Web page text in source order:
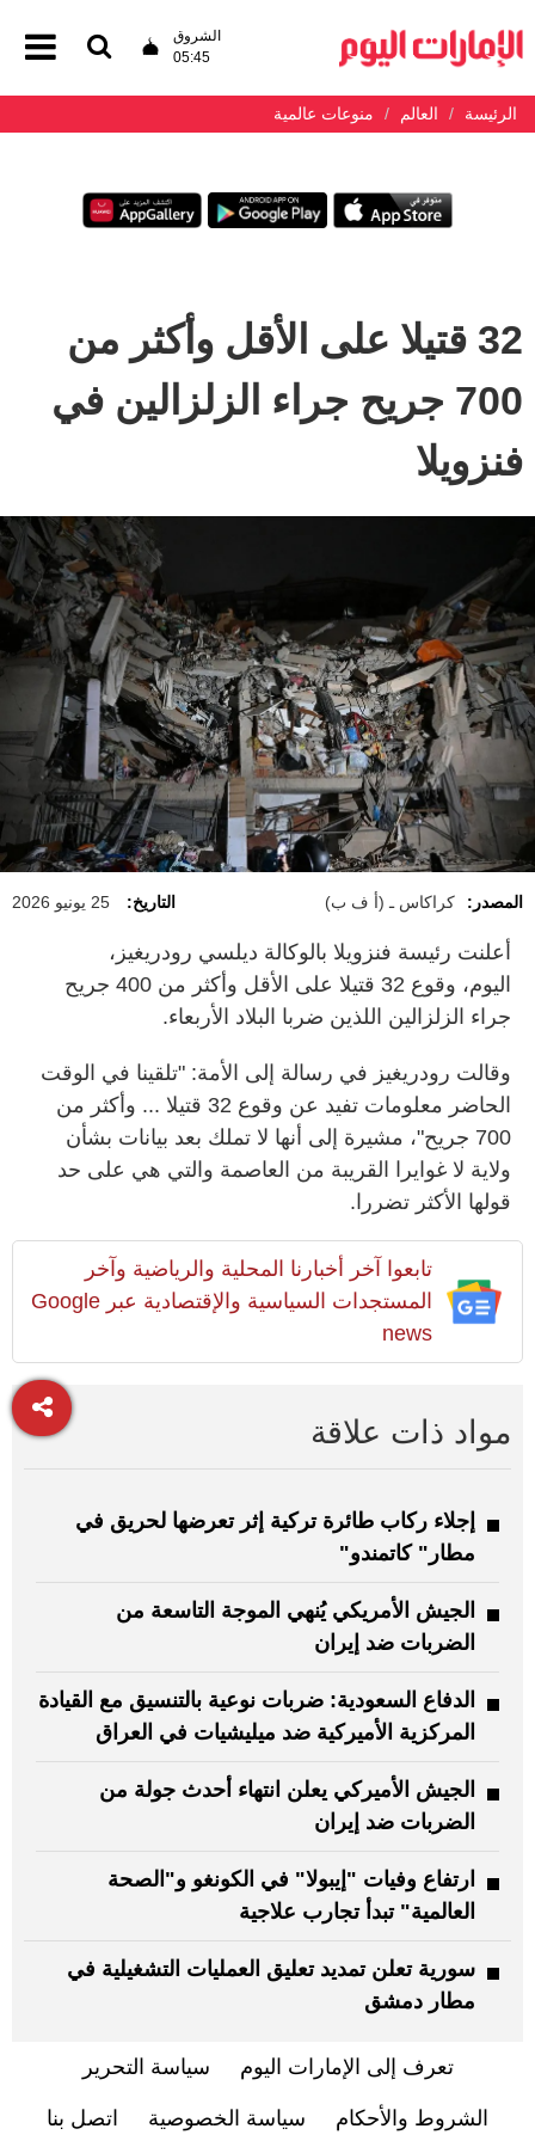
الشروق
05:45
الرئيسة العالم منوعات عالمية
32 قتيلا على الأقل وأكثر من
700 جريح جراء الزلزالين في
فنزويلا
المصدر: كراكاس ـ (أ ف ب) التاريخ: 25 يونيو 2026
أعلنت رئيسة فنزويلا بالوكالة ديلسي رودريغيز،
اليوم، وقوع 32 قتيلا على الأقل وأكثر من 400 جريح
جراء الزلزالين اللذين ضربا البلاد الأربعاء.
وقالت رودريغيز في رسالة إلى الأمة: "تلقينا في الوقت
الحاضر معلومات تفيد عن وقوع 32 قتيلا ... وأكثر من
700 جريح"، مشيرة إلى أنها لا تملك بعد بيانات بشأن
ولاية لا غوايرا القريبة من العاصمة والتي هي على حد
قولها الأكثر تضررا.
تابعوا آخر أخبارنا المحلية والرياضية وآخر
المستجدات السياسية والإقتصادية عبر Google
news
مواد ذات علاقة
إجلاء ركاب طائرة تركية إثر تعرضها لحريق في
مطار" كاتمندو"
الجيش الأمريكي يُنهي الموجة التاسعة من
الضربات ضد إيران
الدفاع السعودية: ضربات نوعية بالتنسيق مع القيادة
المركزية الأميركية ضد ميليشيات في العراق
الجيش الأميركي يعلن انتهاء أحدث جولة من
الضربات ضد إيران
ارتفاع وفيات "إيبولا" في الكونغو و"الصحة
العالمية" تبدأ تجارب علاجية
سورية تعلن تمديد تعليق العمليات التشغيلية في
مطار دمشق
تعرف إلى الإمارات اليوم سياسة التحرير
الشروط والأحكام سياسة الخصوصية اتصل بنا